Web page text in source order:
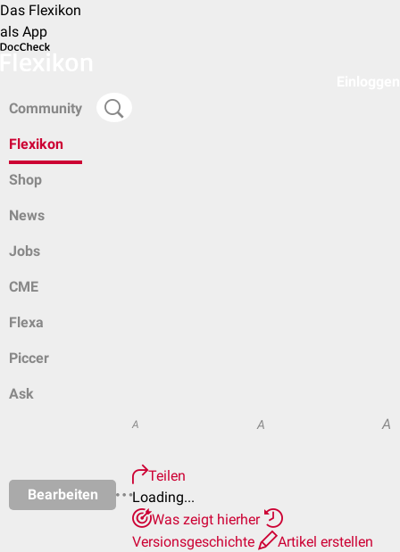
Das Flexikon
als App
Community
Flexikon
Shop
News
Jobs
CME
Flexa
Piccer
Ask
Bearbeiten
A A A
Teilen
Loading...
Was zeigt hierher
Versionsgeschichte
Artikel erstellen